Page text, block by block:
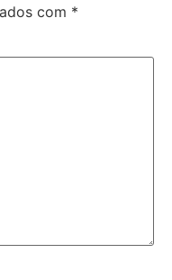
com *